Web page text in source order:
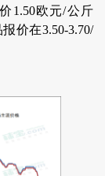
1.50欧元/公斤
价在3.50-3.70/